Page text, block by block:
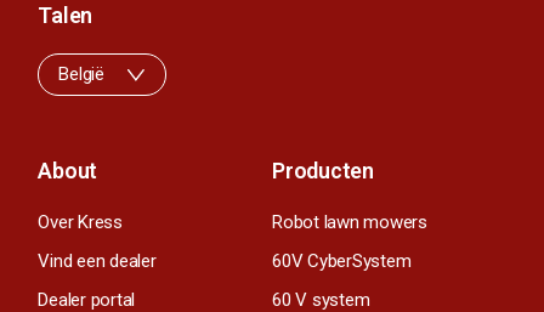
About
Over Kress
Vind een dealer
Dealer portal
Producten
Robot lawn mowers
60V CyberSystem
60 V system
Talen
België